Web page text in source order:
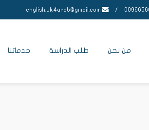
/
english.uk4arab@gmail.com
من نحن طلب الدراسة خدماتنا